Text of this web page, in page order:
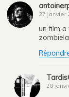
27 janvier
un film a
28